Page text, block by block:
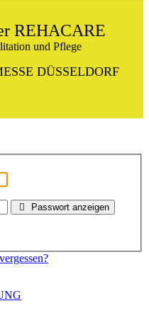
REHACARE
und Pflege
DÜSSELDORF
Passwort anzeigen